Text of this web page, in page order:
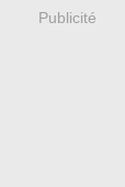
Publicité